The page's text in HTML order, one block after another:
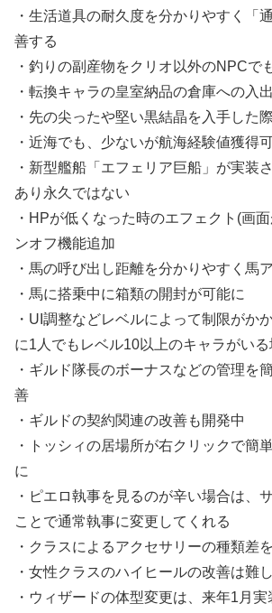
・生活道具の耐久度を分かりやすく「
善する
・釣りの副産物をクリオ以外のNPCで
・転換キャラの皇室納品の倉庫への入
・先の尖ったや堅い黒結晶を入手した
・近海でも、少ないが航海経験値獲得
・新型艦船「エフェリア巨船」が実装
あり永久ではない
・HPが低くなった時のエフェクト(画
ンオフ機能追加
・馬の呼び出し距離を分かりやすく馬
・馬に搭乗中に箱類の開封が可能に
・UI調整などレベルによって制限がか
に1人でもレベル10以上のキャラがいる
・ギルド隊長のボーナスなどの管理を
善
・ギルドの契約関連の改善も開発中
・トッシィの居場所が右クリックで簡
に
・ピエロ執事を見るのが辛い場合は、
ことで通常執事に変更してくれる
・クラスによるアクセサリーの種類差
・女性クラスのハイヒールの改善は難
・ウィザードの体型変更は、来年1月実